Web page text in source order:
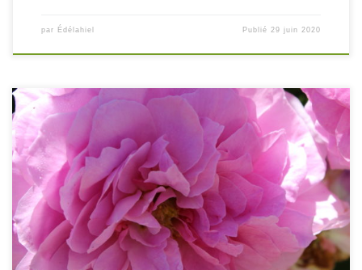
par Édélahiel Publié 29 juin 2020